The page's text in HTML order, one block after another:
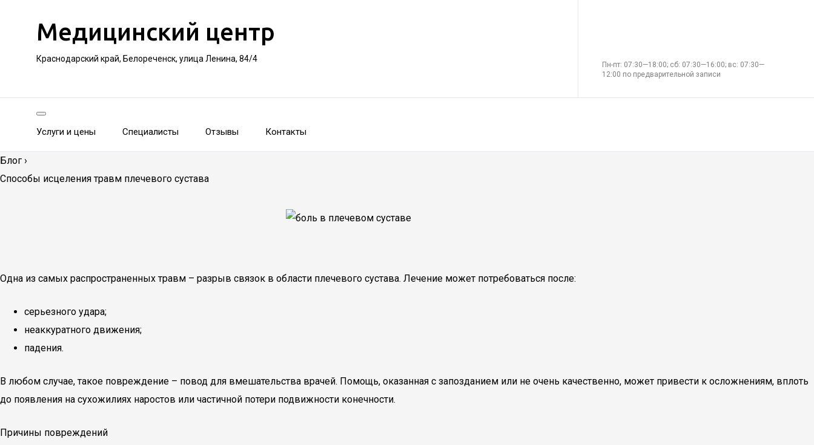
Медицинский центр
Краснодарский край, Белореченск, улица Ленина, 84/4
Пн-пт: 07:30—18:00; сб: 07:30—16:00; вс: 07:30—
12:00 по предварительной записи
Услуги и цены Специалисты Отзывы Контакты
Блог ›
Способы исцеления травм плечевого сустава
Одна из самых распространенных травм – разрыв связок в области плечевого сустава. Лечение может потребоваться после:
серьезного удара;
неаккуратного движения;
падения.
В любом случае, такое повреждение – повод для вмешательства врачей. Помощь, оказанная с запозданием или не очень качественно, может привести к осложнениям, вплоть
до появления на сухожилиях наростов или частичной потери подвижности конечности.
Причины повреждений